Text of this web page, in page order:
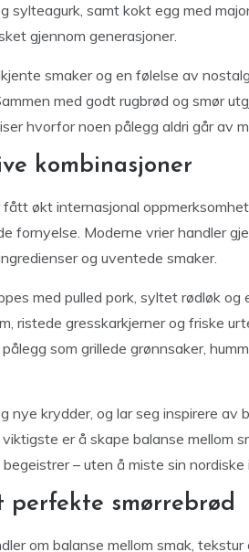
sylteagurk, samt kokt egg med
gjennom generasjoner.
smaker og en følelse av
med godt rugbrød og smør
hvorfor noen pålegg aldri går av
kombinasjoner
økt internasjonal
fornyelse. Moderne vrier handler
og uventede smaker.
med pulled pork, syltet rødløk og
ristede gresskarkjerner og friske
som grillede grønnsaker,
nye krydder, og lar seg inspirere av
er å skape balanse mellom
– uten å miste sin
smørrebrød
om balanse mellom smak,